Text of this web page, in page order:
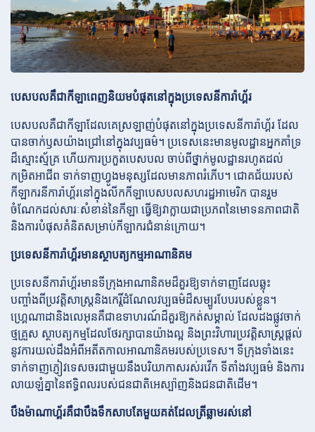
បេសបលគឺជាកីឡាពេញនិយមបំផុតនៅក្នុងប្រទេសនីការ៉ាហ្គ័រ
បេសបលគឺជាកីឡាដែលគេស្រឡាញ់បំផុតនៅក្នុងប្រទេសនីការ៉ាហ្គ័រ ដែល
បានចាក់ឫសយ៉ាងជ្រៅនៅក្នុងវប្បធម៌។ ប្រទេសនេះមានមូលដ្ឋានអ្នកគាំទ្រ
ដ៏ស្មោះស្ម័គ្រ ហើយការប្រកួតបេសបល ចាប់ពីថ្នាក់មូលដ្ឋានរហូតដល់
កម្រិតអាជីព ទាក់ទាញហ្វូងមនុស្សដែលមានភាពរំភើប។ ជោគជ័យរបស់
កីឡាករនីការ៉ាហ្គ័រនៅក្នុងលីកកីឡាបេសបលសហរដ្ឋអាមេរិក បានរួម
ចំណែកដល់សារៈសំខាន់នៃកីឡា ធ្វើឱ្យវាក្លាយជាប្រភពនៃមោទនភាពជាតិ
និងការបំផុសគំនិតសម្រាប់កីឡាករជំនាន់ក្រោយ។
ប្រទេសនីការ៉ាហ្គ័រមានស្ថាបត្យកម្មអាណានិគម
ប្រទេសនីការ៉ាហ្គ័រមានទីក្រុងអាណានិគមដ៏គួរឱ្យទាក់ទាញដែលឆ្លុះ
បញ្ចាំងពីប្រវត្តិសាស្ត្រនិងកេរ្តិ៍ដំណែលវប្បធម៌ដ៏សម្បូរបែបរបស់ខ្លួន។
ហ្គ្រេណាដានិងលេអុនគឺជាឧទាហរណ៍ដ៏គួរឱ្យកត់សម្គាល់ ដែលដងផ្លូវចាក់
ថ្មគ្រួស ស្ថាបត្យកម្មដែលថែរក្សាបានយ៉ាងល្អ និងព្រះវិហារប្រវត្តិសាស្ត្រផ្តល់
នូវការយល់ដឹងអំពីអតីតកាលអាណានិគមរបស់ប្រទេស។ ទីក្រុងទាំងនេះ
ទាក់ទាញភ្ញៀវទេសចរជាមួយនឹងបរិយាកាសរស់រវើក ទីតាំងវប្បធម៌ និងការ
លាយឡំគ្នានៃឥទ្ធិពលរបស់ជនជាតិអេស្ប៉ាញនិងជនជាតិដើម។
បឹងម៉ាណាហ្គ័រគឺជាបឹងទឹកសាបតែមួយគត់ដែលត្រីឆ្លាមរស់នៅ